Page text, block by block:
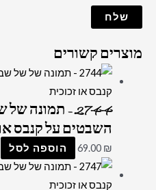
מוצרים קשורים
השבטים על קנבס
69.00 ₪ הוספה לסל